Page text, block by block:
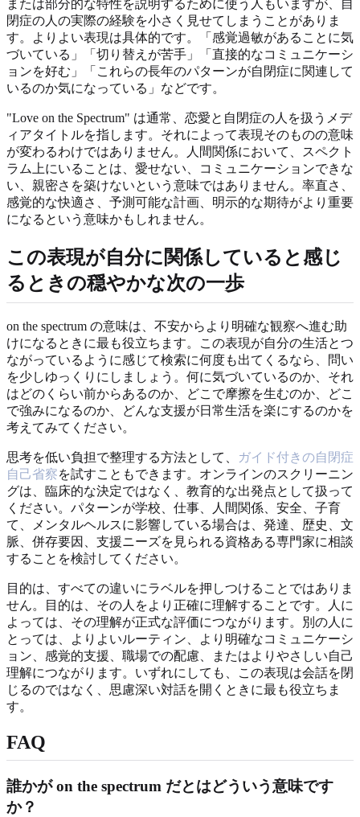
または部分的な特性を説明するために使う人もいますが、自
閉症の人の実際の経験を小さく見せてしまうことがありま
す。よりよい表現は具体的です。「感覚過敏があることに気
づいている」「切り替えが苦手」「直接的なコミュニケーシ
ョンを好む」「これらの長年のパターンが自閉症に関連して
いるのか気になっている」などです。
"Love on the Spectrum" は通常、恋愛と自閉症の人を扱うメデ
ィアタイトルを指します。それによって表現そのものの意味
が変わるわけではありません。人間関係において、スペクト
ラム上にいることは、愛せない、コミュニケーションできな
い、親密さを築けないという意味ではありません。率直さ、
感覚的な快適さ、予測可能な計画、明示的な期待がより重要
になるという意味かもしれません。
この表現が自分に関係していると感じ
るときの穏やかな次の一歩
on the spectrum の意味は、不安からより明確な観察へ進む助
けになるときに最も役立ちます。この表現が自分の生活とつ
ながっているように感じて検索に何度も出てくるなら、問い
を少しゆっくりにしましょう。何に気づいているのか、それ
はどのくらい前からあるのか、どこで摩擦を生むのか、どこ
で強みになるのか、どんな支援が日常生活を楽にするのかを
考えてみてください。
思考を低い負担で整理する方法として、
ガイド付きの自閉症
自己省察を試すこともできます。オンラインのスクリーニン
グは、臨床的な決定ではなく、教育的な出発点として扱って
ください。パターンが学校、仕事、人間関係、安全、子育
て、メンタルヘルスに影響している場合は、発達、歴史、文
脈、併存要因、支援ニーズを見られる資格ある専門家に相談
することを検討してください。
目的は、すべての違いにラベルを押しつけることではありま
せん。目的は、その人をより正確に理解することです。人に
よっては、その理解が正式な評価につながります。別の人に
とっては、よりよいルーティン、より明確なコミュニケーシ
ョン、感覚的支援、職場での配慮、またはよりやさしい自己
理解につながります。いずれにしても、この表現は会話を閉
じるのではなく、思慮深い対話を開くときに最も役立ちま
す。
FAQ
誰かが on the spectrum だとはどういう意味です
か？